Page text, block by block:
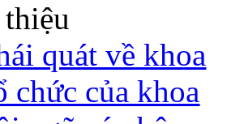
quát về khoa
chức của khoa